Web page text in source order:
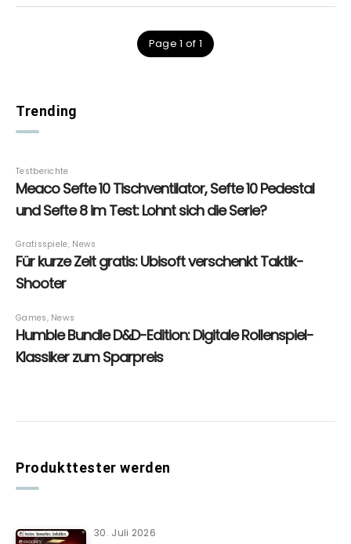
Page 1 of 1
Trending
Produkttester werden
30. Juli 2026